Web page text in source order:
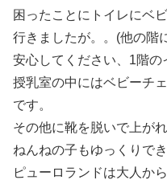
困ったことにトイレにベ
行きましたが。。(他の階
安心してください、1階
授乳室の中にはベビーチ
です。
その他に靴を脱いで上が
ねんねの子もゆっくりでき
ピューロランドは大人か